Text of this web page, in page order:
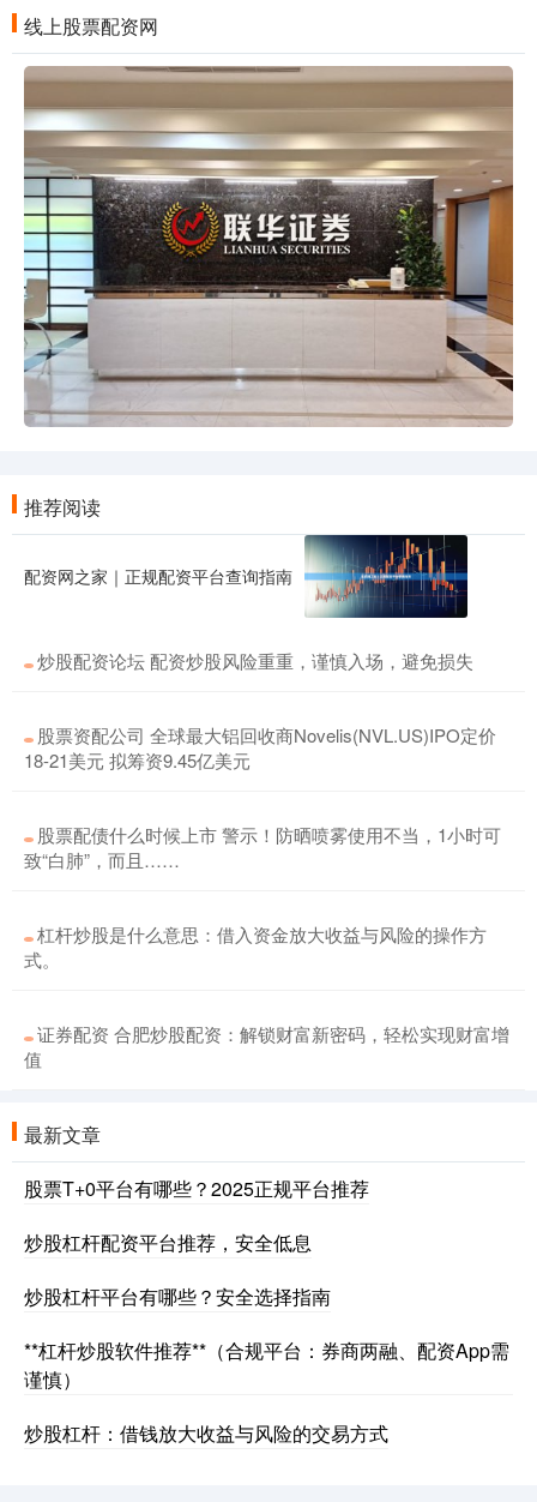
线上股票配资网
推荐阅读
配资网之家｜正规配资平台查询指南
炒股配资论坛 配资炒股风险重重，谨慎入场，避免损失
股票资配公司 全球最大铝回收商Novelis(NVL.US)IPO定价
18-21美元 拟筹资9.45亿美元
股票配债什么时候上市 警示！防晒喷雾使用不当，1小时可
致“白肺”，而且……
杠杆炒股是什么意思：借入资金放大收益与风险的操作方
式。
证券配资 合肥炒股配资：解锁财富新密码，轻松实现财富增
值
最新文章
股票T+0平台有哪些？2025正规平台推荐
炒股杠杆配资平台推荐，安全低息
炒股杠杆平台有哪些？安全选择指南
**杠杆炒股软件推荐**（合规平台：券商两融、配资App需
谨慎）
炒股杠杆：借钱放大收益与风险的交易方式